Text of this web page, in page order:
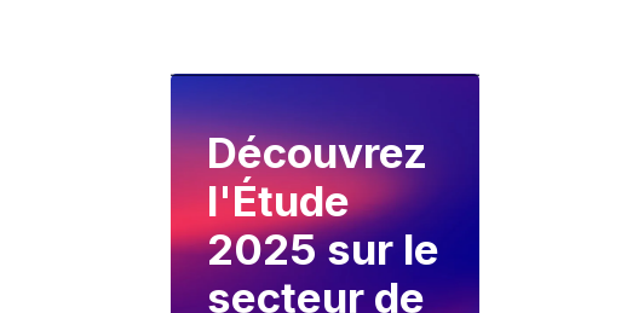
Découvrez
l'Étude
2025 sur le
secteur de